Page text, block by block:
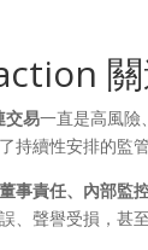
易一直是高風險
續性安排的監
事責任、內部監
聲譽受損，甚至